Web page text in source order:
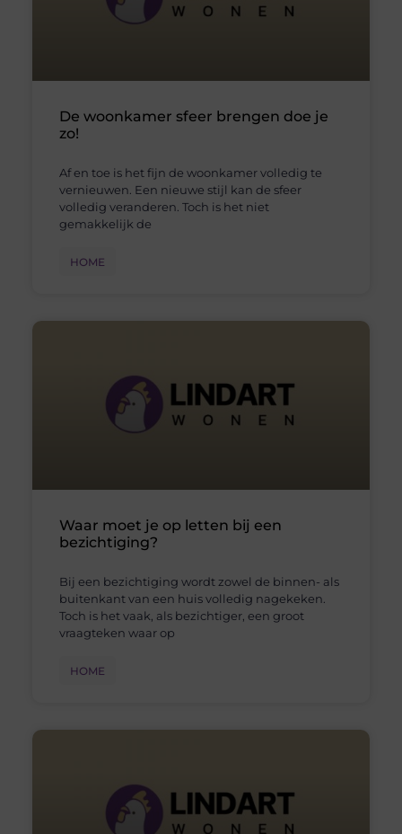
De woonkamer sfeer brengen doe je
zo!
Af en toe is het fijn de woonkamer volledig te
vernieuwen. Een nieuwe stijl kan de sfeer
volledig veranderen. Toch is het niet
gemakkelijk de
HOME
Waar moet je op letten bij een
bezichtiging?
Bij een bezichtiging wordt zowel de binnen- als
buitenkant van een huis volledig nagekeken.
Toch is het vaak, als bezichtiger, een groot
vraagteken waar op
HOME